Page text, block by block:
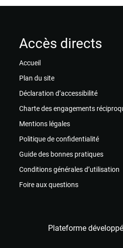
champAccès directs
Accueil
Plan du site
Déclaration d’accessibilité
Charte des engagements
Mentions légales
Politique de confidentialité
Guide des bonnes pratiques
Conditions générales d’utilisation
Foire aux questions
Plateforme